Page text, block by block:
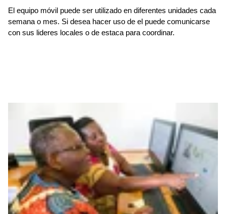
El equipo móvil puede ser utilizado en diferentes unidades cada
semana o mes. Si desea hacer uso de el puede comunicarse
con sus lideres locales o de estaca para coordinar.